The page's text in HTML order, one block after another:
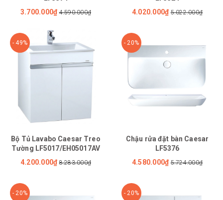
3.700.000₫ 4.590.000₫
4.020.000₫ 5.022.000₫
- 49%
Bộ Tủ Lavabo Caesar Treo
Tường LF5017/EH05017AV
4.200.000₫ 8.283.000₫
- 20%
Chậu rửa đặt bàn Caesar
LF5376
4.580.000₫ 5.724.000₫
- 20% - 20%